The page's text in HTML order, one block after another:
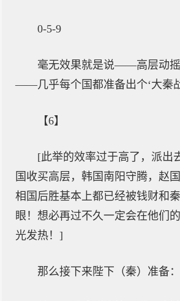
0-5-9
毫无效果就是说——高层动
——几乎每个国都准备出个‘大秦
【6】
[此举的效率过于高了，派出
国收买高层，韩国南阳守腾，赵
相国后胜基本上都已经被钱财和
眼！想必再过不久一定会在他们
光发热！]
那么接下来陛下（秦）准备：